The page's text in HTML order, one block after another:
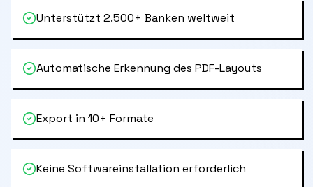
Unterstützt 2.500+ Banken weltweit
Automatische Erkennung des PDF-Layouts
Export in 10+ Formate
Keine Softwareinstallation erforderlich